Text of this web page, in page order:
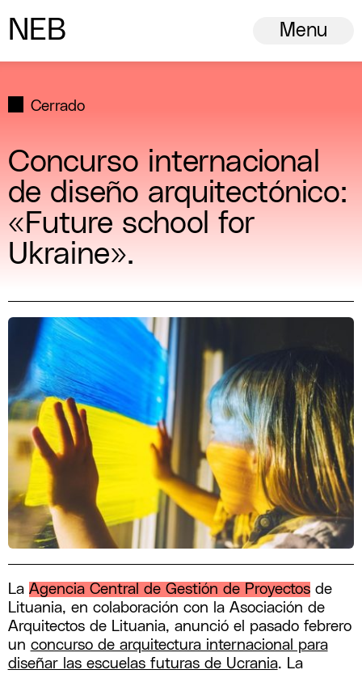
N ew
European
B Menu
Cerrado
Concurso internacional
de diseño arquitectónico:
«Future school for
Ukraine».
La Agencia Central de Gestión de Proyectosde
Lituania, en colaboración con la Asociación de
Arquitectos de Lituania, anunció el pasado febrero
un concurso de arquitectura internacional para
diseñar las escuelas futuras de Ucrania. La